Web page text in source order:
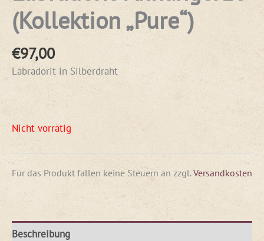
(Kollektion „Pure“)
€97,00
Labradorit in Silberdraht
Nicht vorrätig
Für das Produkt fallen keine Steuern an zzgl.Versandkosten
Beschreibung